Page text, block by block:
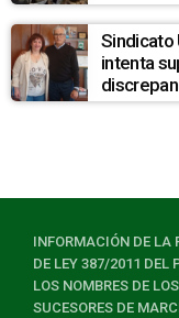
Sindicato
intenta
Nacional
INFORMACIÓN DE LA
DE LEY 387/2011 DEL
LOS NOMBRES DE
SUCESORES DE